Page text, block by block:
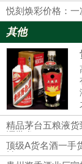
悦刻焕彩价格：
其他
精品茅台五粮液
源批发
顶级A货名酒一手
销